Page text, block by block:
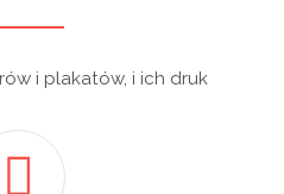
i plakatów, i ich druk